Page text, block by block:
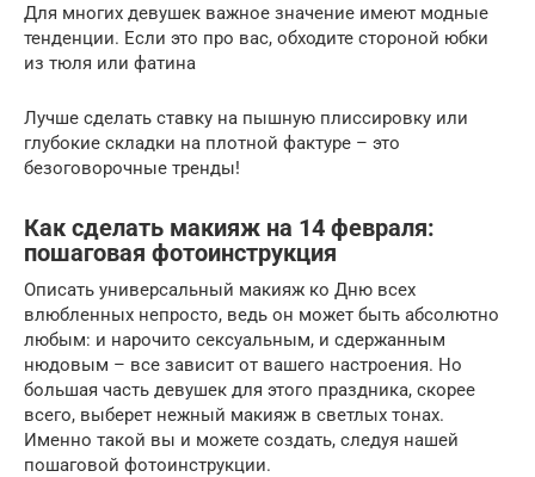
Для многих девушек важное значение имеют модные
тенденции. Если это про вас, обходите стороной юбки
из тюля или фатина
Лучше сделать ставку на пышную плиссировку или
глубокие складки на плотной фактуре – это
безоговорочные тренды!
Как сделать макияж на 14 февраля:
пошаговая фотоинструкция
Описать универсальный макияж ко Дню всех
влюбленных непросто, ведь он может быть абсолютно
любым: и нарочито сексуальным, и сдержанным
нюдовым – все зависит от вашего настроения. Но
большая часть девушек для этого праздника, скорее
всего, выберет нежный макияж в светлых тонах.
Именно такой вы и можете создать, следуя нашей
пошаговой фотоинструкции.